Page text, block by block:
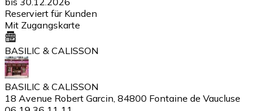
Reserviert für Kunden
Mit Zugangskarte
BASILIC & CALISSON
BASILIC & CALISSON
18 Avenue Robert Garcin, 84800 Fontaine de Vaucluse